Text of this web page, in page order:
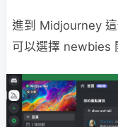
進到 Midjourney
可以選擇 newbies